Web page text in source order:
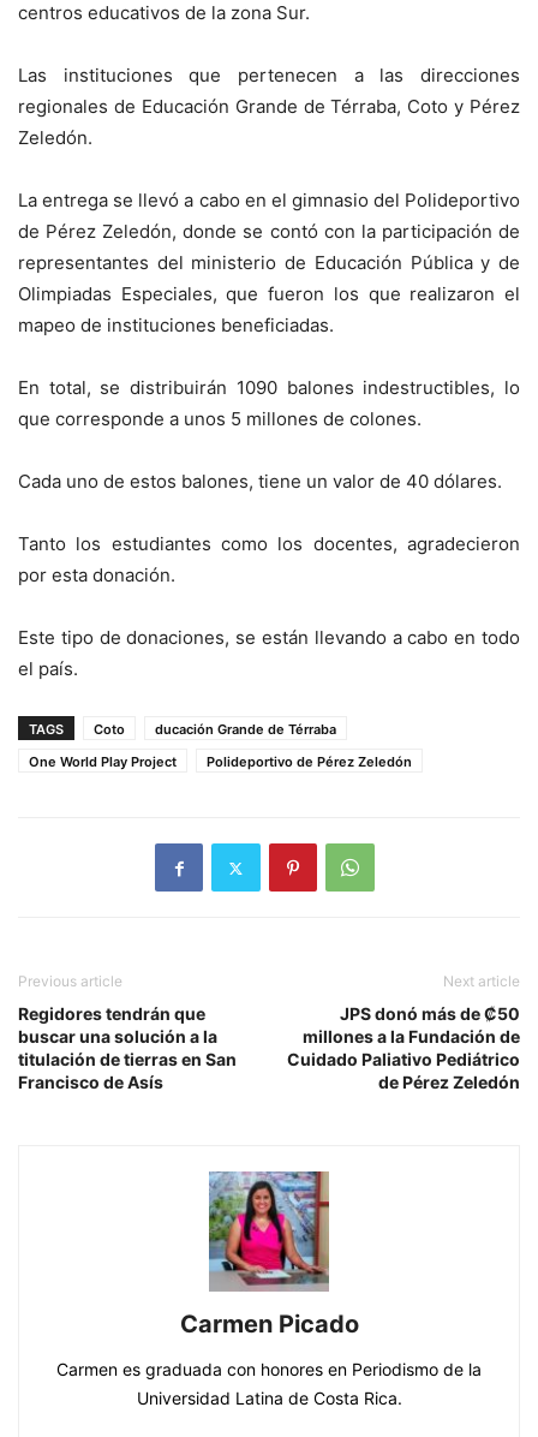
centros educativos de la zona Sur.
Las instituciones que pertenecen a las direcciones
regionales de Educación Grande de Térraba, Coto y Pérez
Zeledón.
La entrega se llevó a cabo en el gimnasio del Polideportivo
de Pérez Zeledón, donde se contó con la participación de
representantes del ministerio de Educación Pública y de
Olimpiadas Especiales, que fueron los que realizaron el
mapeo de instituciones beneficiadas.
En total, se distribuirán 1090 balones indestructibles, lo
que corresponde a unos 5 millones de colones.
Cada uno de estos balones, tiene un valor de 40 dólares.
Tanto los estudiantes como los docentes, agradecieron
por esta donación.
Este tipo de donaciones, se están llevando a cabo en todo
el país.
TAGS Coto
ducación Grande de Térraba
One World Play Project
Polideportivo de Pérez Zeledón
Previous article
Regidores tendrán que
buscar una solución a la
titulación de tierras en San
Francisco de Asís
Next article
JPS donó más de ₡50
millones a la Fundación de
Cuidado Paliativo Pediátrico
de Pérez Zeledón
Carmen Picado
Carmen es graduada con honores en Periodismo de la
Universidad Latina de Costa Rica.